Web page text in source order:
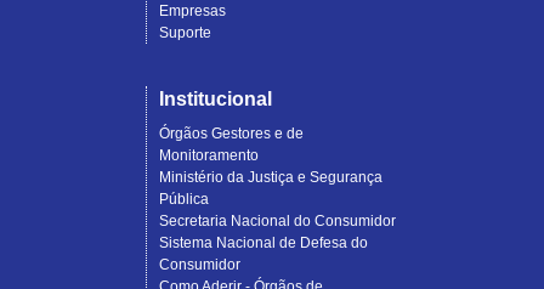
Empresas
Suporte
Institucional
Órgãos Gestores e de
Monitoramento
Ministério da Justiça e Segurança
Pública
Secretaria Nacional do Consumidor
Sistema Nacional de Defesa do
Consumidor